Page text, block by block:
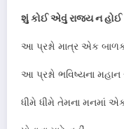
શું કોઈ એવું રાજ્ય ન હોઈ
આ પ્રશ્નો માત્ર એક
આ પ્રશ્નો ભવિષ્યના મહાન
ધીમે ધીમે તેમના મનમાં